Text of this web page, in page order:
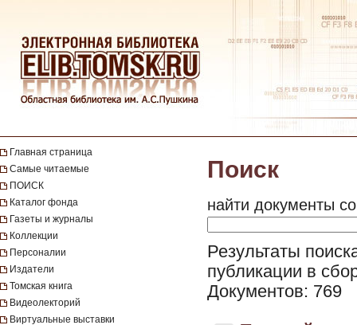
Главная страница
Самые читаемые
ПОИСК
Каталог фонда
Газеты и журналы
Коллекции
Персоналии
Издатели
Томская книга
Видеолекторий
Виртуальные выставки
Поиск
найти документы
Результаты
публикации в
Документов: 769